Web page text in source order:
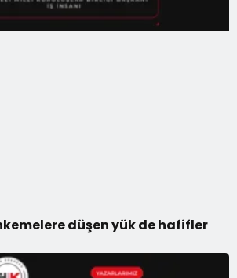
düşen yük de hafifler